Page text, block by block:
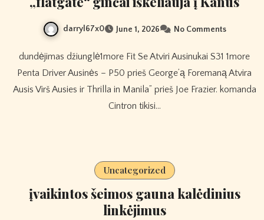
darryl67x0 June 1, 2026 No Comments
dundėjimas džiunglė1more Fit Se Atviri Ausinukai S31 1more
Penta Driver Ausinės – P50 prieš George’ą Foremaną Atvira
Ausis Virš Ausies ir Thrilla in Manila” prieš Joe Frazier. komanda
Cintron tikisi…
Uncategorized
įvaikintos šeimos gauna kalėdinius
linkėjimus